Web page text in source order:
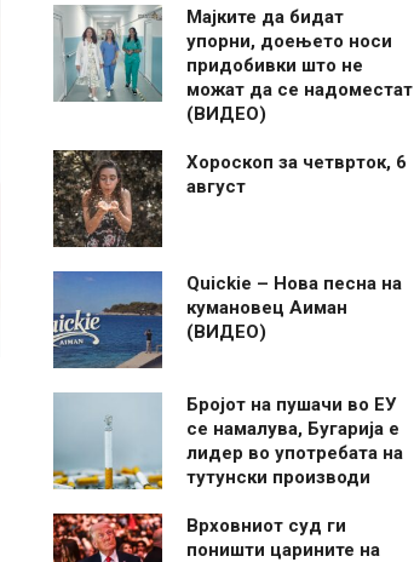
Мајките да бидат
упорни, доењето носи
придобивки што не
можат да се надоместат
(ВИДЕО)
Хороскоп за четврток, 6
август
Quickie – Нова песна на
кумановец Аиман
(ВИДЕО)
Бројот на пушачи во ЕУ
се намалува, Бугарија е
лидер во употребата на
тутунски производи
Врховниот суд ги
поништи царините на